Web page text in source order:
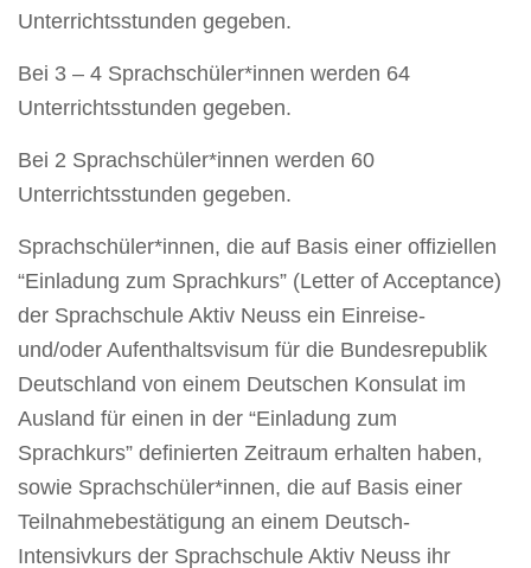
Unterrichtsstunden gegeben.
Bei 3 – 4 Sprachschüler*innen werden 64
Unterrichtsstunden gegeben.
Bei 2 Sprachschüler*innen werden 60
Unterrichtsstunden gegeben.
Sprachschüler*innen, die auf Basis einer offiziellen
“Einladung zum Sprachkurs” (Letter of Acceptance)
der Sprachschule Aktiv Neuss ein Einreise-
und/oder Aufenthaltsvisum für die Bundesrepublik
Deutschland von einem Deutschen Konsulat im
Ausland für einen in der “Einladung zum
Sprachkurs” definierten Zeitraum erhalten haben,
sowie Sprachschüler*innen, die auf Basis einer
Teilnahmebestätigung an einem Deutsch-
Intensivkurs der Sprachschule Aktiv Neuss ihr